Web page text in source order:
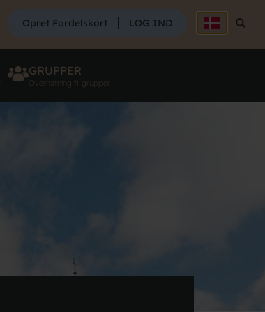
SØG
Søg
Opret Fordelskort LOG IND
GRUPPER
Overnatning til grupper